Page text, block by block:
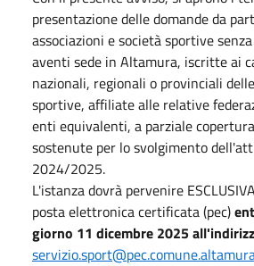
presentazione delle domande da
associazioni e società sportive
aventi sede in Altamura, iscritte ai
nazionali, regionali o provinciali
sportive, affiliate alle relative
enti equivalenti, a parziale
sostenute per lo svolgimento
2024/2025.
L'istanza dovrà pervenire
posta elettronica certificata (pec)
giorno 11 dicembre 2025